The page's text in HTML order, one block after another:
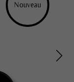
Nouveau